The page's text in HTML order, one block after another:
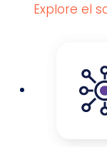
Explore el